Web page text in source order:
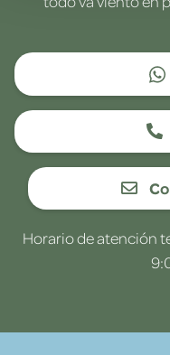
Horario de atención